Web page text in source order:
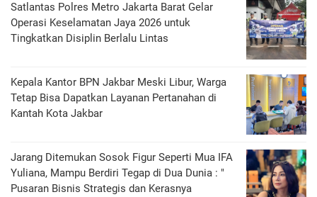
Satlantas Polres Metro Jakarta Barat Gelar
Operasi Keselamatan Jaya 2026 untuk
Tingkatkan Disiplin Berlalu Lintas
Kepala Kantor BPN Jakbar Meski Libur, Warga
Tetap Bisa Dapatkan Layanan Pertanahan di
Kantah Kota Jakbar
Jarang Ditemukan Sosok Figur Seperti Mua IFA
Yuliana, Mampu Berdiri Tegap di Dua Dunia : "
Pusaran Bisnis Strategis dan Kerasnya